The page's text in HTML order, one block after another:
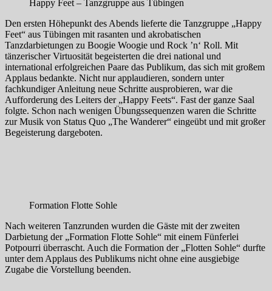
Happy Feet – Tanzgruppe aus Tübingen
Den ersten Höhepunkt des Abends lieferte die Tanzgruppe „Happy
Feet“ aus Tübingen mit rasanten und akrobatischen
Tanzdarbietungen zu Boogie Woogie und Rock ’n‘ Roll. Mit
tänzerischer Virtuosität begeisterten die drei national und
international erfolgreichen Paare das Publikum, das sich mit großem
Applaus bedankte. Nicht nur applaudieren, sondern unter
fachkundiger Anleitung neue Schritte ausprobieren, war die
Aufforderung des Leiters der „Happy Feets“. Fast der ganze Saal
folgte. Schon nach wenigen Übungssequenzen waren die Schritte
zur Musik von Status Quo „The Wanderer“ eingeübt und mit großer
Begeisterung dargeboten.
Formation Flotte Sohle
Nach weiteren Tanzrunden wurden die Gäste mit der zweiten
Darbietung der „Formation Flotte Sohle“ mit einem Fünferlei
Potpourri überrascht. Auch die Formation der „Flotten Sohle“ durfte
unter dem Applaus des Publikums nicht ohne eine ausgiebige
Zugabe die Vorstellung beenden.